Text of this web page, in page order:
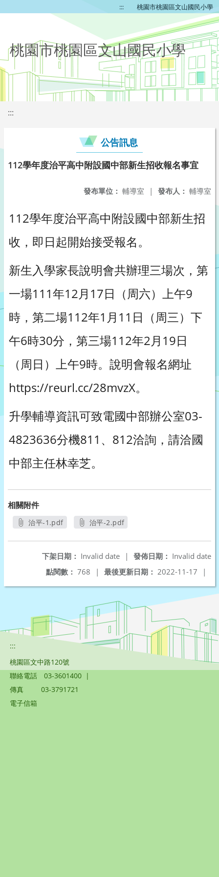
::: 桃園市桃園區文山國民小學
桃園市桃園區文山國民小學
:::
公告訊息
112學年度治平高中附設國中部新生招收報名事宜
發布人： 輔導室
發布單位： 輔導室 |
112學年度治平高中附設國中部新生招
收，即日起開始接受報名。
新生入學家長說明會共辦理三場次，第
一場111年12月17日（周六）上午9
時，第二場112年1月11日（周三）下
午6時30分，第三場112年2月19日
（周日）上午9時。說明會報名網址
https://reurl.cc/28mvzX。
升學輔導資訊可致電國中部辦公室03-
4823636分機811、812洽詢，請洽國
中部主任林幸芝。
相關附件
治平-1.pdf
治平-2.pdf
發佈日期： Invalid date
下架日期： Invalid date
|
最後更新日期： 2022-11-17 |
點閱數： 768 |
:::
桃園區文中路120號
聯絡電話
03-3601400 |
傳真
03-3791721
電子信箱